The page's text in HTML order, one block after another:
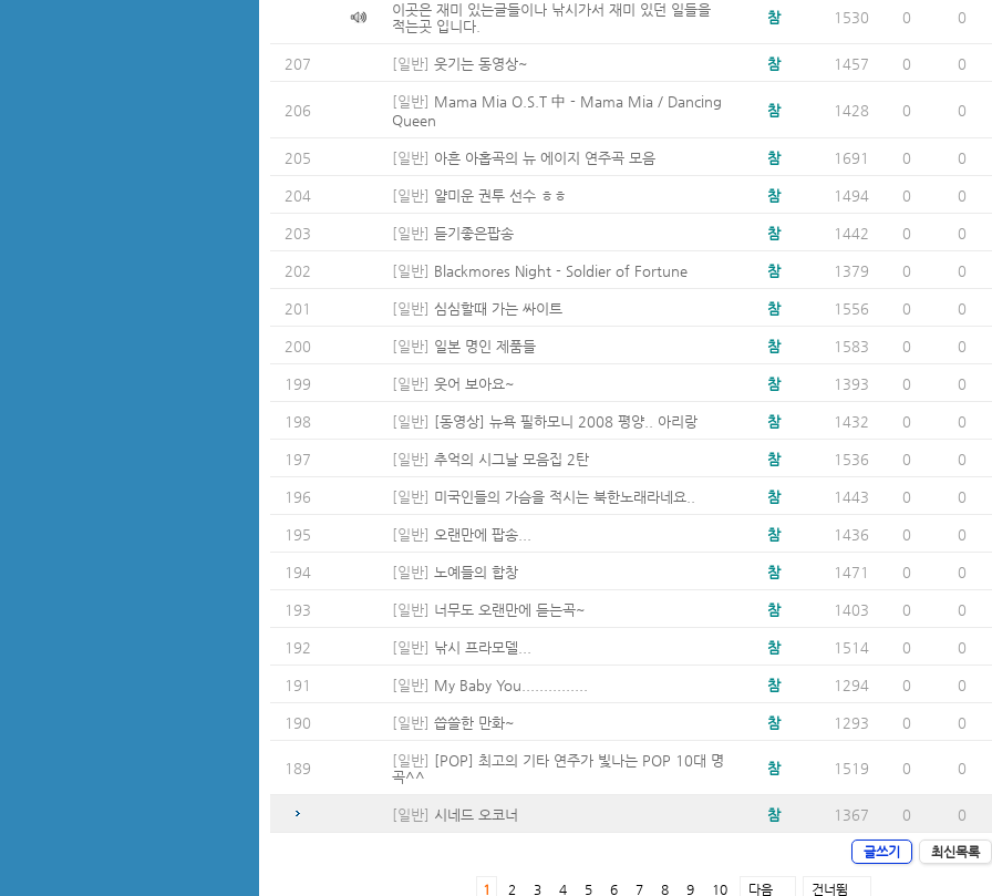
이곳은 재미 있는글들이나 낚시가서 재미 있던 일들을
적는곳 입니다.
참 1530 0 0
207 [일반] 웃기는 동영상~ 참 1457 0 0
206
[일반] Mama Mia O.S.T 中 - Mama Mia / Dancing
Queen
참 1428 0 0
205 [일반] 아흔 아홉곡의 뉴 에이지 연주곡 모음 참 1691 0 0
204 [일반] 얄미운 권투 선수 ㅎㅎ 참 1494 0 0
203 [일반] 듣기좋은팝송 참 1442 0 0
202 [일반] Blackmores Night - Soldier of Fortune 참 1379 0 0
201 [일반] 심심할때 가는 싸이트 참 1556 0 0
200 [일반] 일본 명인 제품들 참 1583 0 0
199 [일반] 웃어 보아요~ 참 1393 0 0
198 [일반] [동영상] 뉴욕 필하모니 2008 평양.. 아리랑 참 1432 0 0
197 [일반] 추억의 시그날 모음집 2탄 참 1536 0 0
196 [일반] 미국인들의 가슴을 적시는 북한노래라네요.. 참 1443 0 0
195 [일반] 오랜만에 팝송... 참 1436 0 0
194 [일반] 노예들의 합창 참 1471 0 0
193 [일반] 너무도 오랜만에 듣는곡~ 참 1403 0 0
192 [일반] 낚시 프라모델... 참 1514 0 0
191 [일반] My Baby You............... 참 1294 0 0
190 [일반] 씁쓸한 만화~ 참 1293 0 0
189 [일반] [POP] 최고의 기타 연주가 빛나는 POP 10대 명
곡^^
참 1519 0 0
[일반] 시네드 오코너 참 1367 0 0
글쓰기 최신목록
1 2 3 4 5 6 7 8 9 10 다음 건너뜀